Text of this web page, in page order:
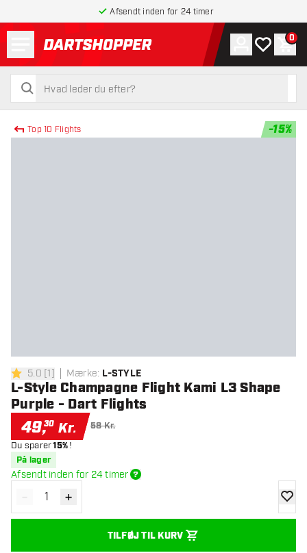
Afsendt inden for 24 timer
tilbage til forsiden
søg
søg
Konto
Min 0
Top 10 Flights -15%
5 bedømmelsesstjerner
5.0 [1] Mærke: L-STYLE
L-Style Champagne Flight Kami L3 Shape
Purple - Dart Flights
49,30 Kr. 58 Kr.
Du sparer15%!
På lager
Afsendt inden for 24 timer
Reducér antal
- Øg antal
+
TILFØJ TIL KURV